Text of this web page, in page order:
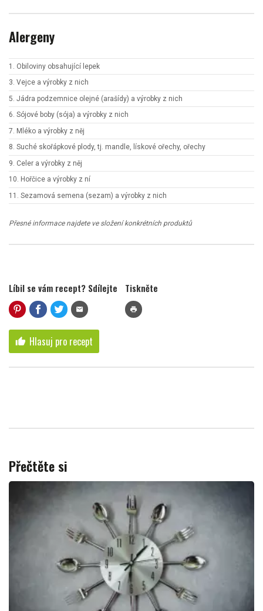
Alergeny
1. Obiloviny obsahující lepek
3. Vejce a výrobky z nich
5. Jádra podzemnice olejné (arašídy) a výrobky z nich
6. Sójové boby (sója) a výrobky z nich
7. Mléko a výrobky z něj
8. Suché skořápkové plody, tj. mandle, lískové ořechy, ořechy
9. Celer a výrobky z něj
10. Hořčice a výrobky z ní
11. Sezamová semena (sezam) a výrobky z nich
Přesné informace najdete ve složení konkrétních produktů
Líbil se vám recept? Sdílejte
mail
Tiskněte
print
thumb_up Hlasuj pro recept
Přečtěte si